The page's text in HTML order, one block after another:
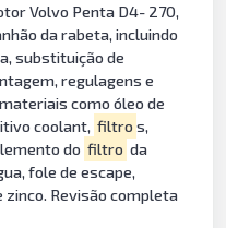
Volvo Penta D4- 270,
da rabeta, incluindo
substituição de
regulagens e
como óleo de
coolant, filtro s,
do filtro da
fole de escape,
zinco. Revisão completa